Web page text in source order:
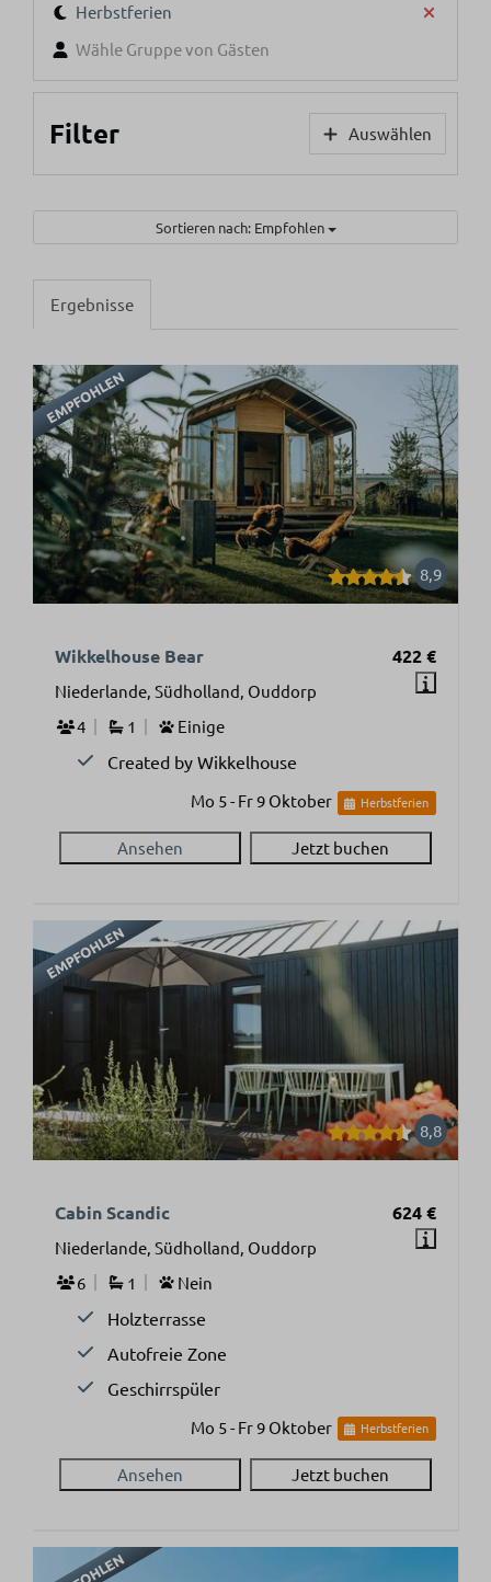
Herbstferien
Wähle Gruppe von Gästen
Filter Auswählen
Sortieren nach: Empfohlen
Ergebnisse
EMPFOHLEN
8,9
422 €
Wikkelhouse Bear
Niederlande, Südholland, Ouddorp
4
1 Einige
Created by Wikkelhouse
Mo 5 - Fr 9 Oktober Herbstferien
Ansehen Jetzt buchen
EMPFOHLEN
8,8
624 €
Cabin Scandic
Niederlande, Südholland, Ouddorp
6
1 Nein
Holzterrasse
Autofreie Zone
Geschirrspüler
Mo 5 - Fr 9 Oktober Herbstferien
Ansehen Jetzt buchen